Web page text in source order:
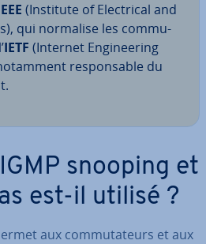
(Institute of Elec­tri­cal and
qui normalise les com­mu­
IETF (Internet En­gi­nee­ring
res­pon­sable du
snooping et
est-il utilisé ?
aux com­mu­ta­teurs et aux